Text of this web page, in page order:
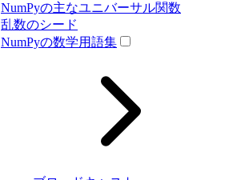
NumPyの主なユニバーサル関数
乱数のシード
NumPyの数学用語集